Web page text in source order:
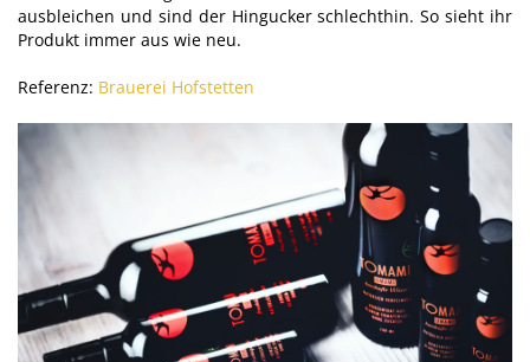
ausbleichen und sind der Hingucker schlechthin. So sieht ihr
Produkt immer aus wie neu.
Referenz: Brauerei Hofstetten